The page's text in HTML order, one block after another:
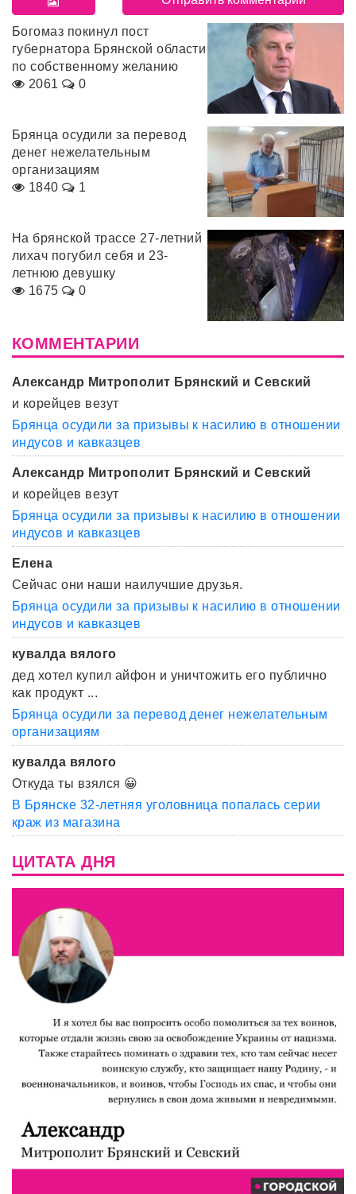
Богомаз покинул пост
губернатора Брянской области
по собственному желанию
2061
0
Брянца осудили за перевод
денег нежелательным
организациям
1840
1
На брянской трассе 27-летний
лихач погубил себя и 23-
летнюю девушку
1675
0
КОММЕНТАРИИ
Александр Митрополит Брянский и Севский
и корейцев везут
Брянца осудили за призывы к насилию в отношении
индусов и кавказцев
Александр Митрополит Брянский и Севский
и корейцев везут
Брянца осудили за призывы к насилию в отношении
индусов и кавказцев
Елена
Сейчас они наши наилучшие друзья.
Брянца осудили за призывы к насилию в отношении
индусов и кавказцев
кувалда вялого
дед хотел купил айфон и уничтожить его публично
как продукт ...
Брянца осудили за перевод денег нежелательным
организациям
кувалда вялого
Откуда ты взялся 😀
В Брянске 32-летняя уголовница попалась серии
краж из магазина
ЦИТАТА ДНЯ